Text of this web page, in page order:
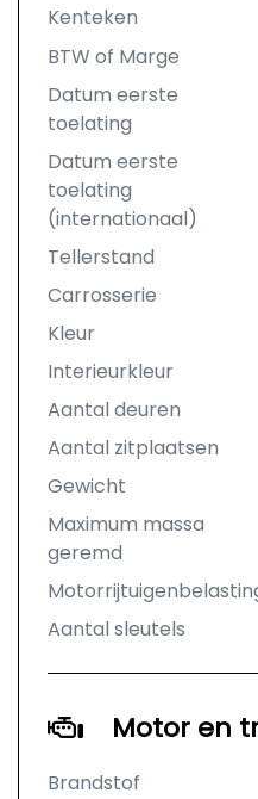
Kenteken
BTW of Marge
Datum eerste
toelating
Datum eerste
toelating
(internationaal)
Tellerstand
Carrosserie
Kleur
Interieurkleur
Aantal deuren
Aantal zitplaatsen
Gewicht
Maximum massa
geremd
Aantal sleutels
Motor en
Brandstof